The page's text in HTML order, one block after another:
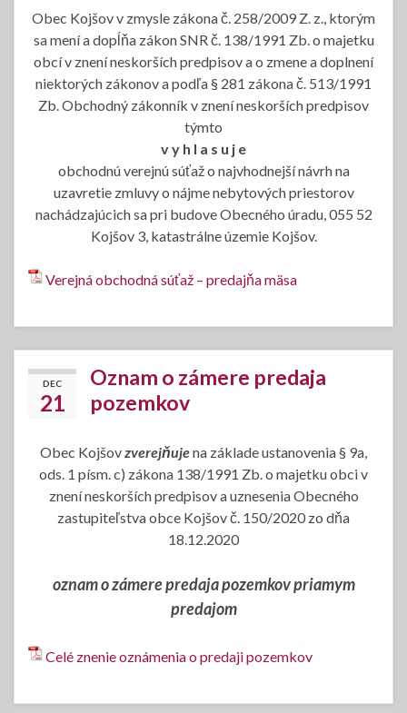
Obec Kojšov v zmysle zákona č. 258/2009 Z. z., ktorým
sa mení a dopĺňa zákon SNR č. 138/1991 Zb. o majetku
obcí v znení neskorších predpisov a o zmene a doplnení
niektorých zákonov a podľa § 281 zákona č. 513/1991
Zb. Obchodný zákonník v znení neskorších predpisov
týmto
v y h l a s u j e
obchodnú verejnú súťaž o najvhodnejší návrh na
uzavretie zmluvy o nájme nebytových priestorov
nachádzajúcich sa pri budove Obecného úradu, 055 52
Kojšov 3, katastrálne územie Kojšov.
Verejná obchodná súťaž – predajňa mäsa
DEC
21
Oznam o zámere predaja
pozemkov
Obec Kojšovzverejňujena základe ustanovenia § 9a,
ods. 1 písm. c) zákona 138/1991 Zb. o majetku obci v
znení neskorších predpisov a uznesenia Obecného
zastupiteľstva obce Kojšov č. 150/2020 zo dňa
18.12.2020
oznam o zámere predaja pozemkov priamym
predajom
Celé znenie oznámenia o predaji pozemkov